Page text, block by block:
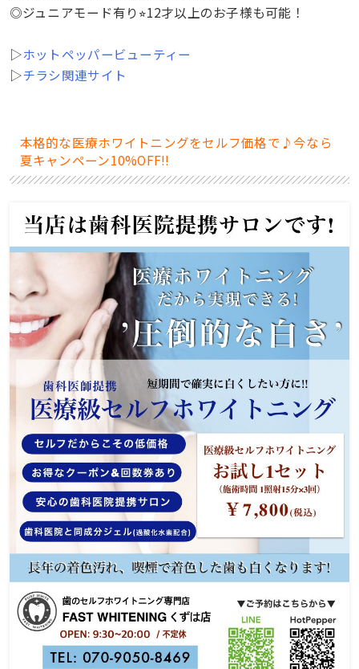
◎ジュニアモード有り⭐︎12才以上のお子様も可能！
▷ホットペッパービューティー
▷チラシ関連サイト
本格的な医療ホワイトニングをセルフ価格で♪今なら
夏キャンペーン10%OFF!!